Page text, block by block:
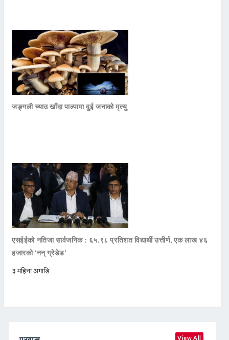
जङ्गली च्याउ खाँदा पाल्पामा दुई जनाको मृत्यु
एसईईको नतिजा सार्वजनिक : ६५.९८ प्रतिशत विद्यार्थी उत्तीर्ण, एक लाख ४६
हजारको ‘नन् ग्रेडेड’
३ महिना अगाडि
View All